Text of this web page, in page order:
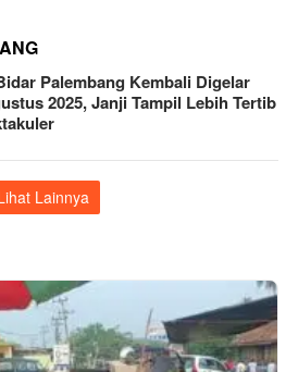
Palembang Kembali Digelar
2025, Janji Tampil Lebih Tertib
Lainnya